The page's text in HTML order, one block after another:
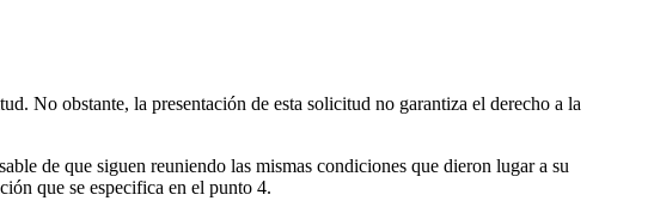
No obstante, la presentación de esta solicitud no garantiza el derecho a la
de que siguen reuniendo las mismas condiciones que dieron lugar a su
que se especifica en el punto 4.